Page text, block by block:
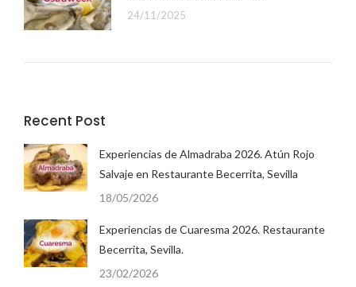
24/11/2025
Recent Post
Experiencias de Almadraba 2026. Atún Rojo
Salvaje en Restaurante Becerrita, Sevilla
18/05/2026
Experiencias de Cuaresma 2026. Restaurante
Becerrita, Sevilla.
23/02/2026